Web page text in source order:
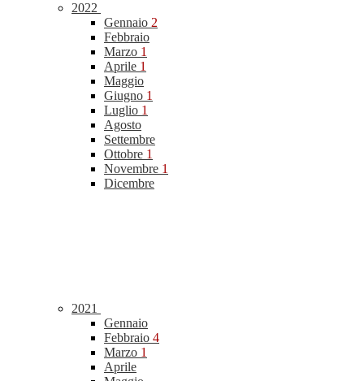
2022
Gennaio 2
Febbraio
Marzo 1
Aprile 1
Maggio
Giugno 1
Luglio 1
Agosto
Settembre
Ottobre 1
Novembre 1
Dicembre
2021
Gennaio
Febbraio 4
Marzo 1
Aprile